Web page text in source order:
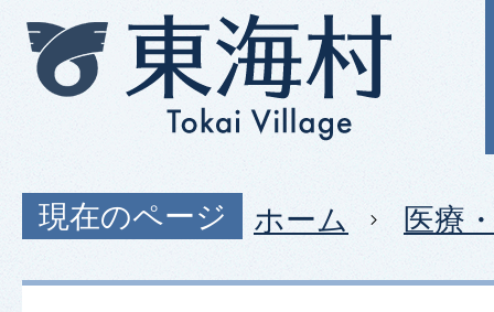
現在のページ ホーム 医療